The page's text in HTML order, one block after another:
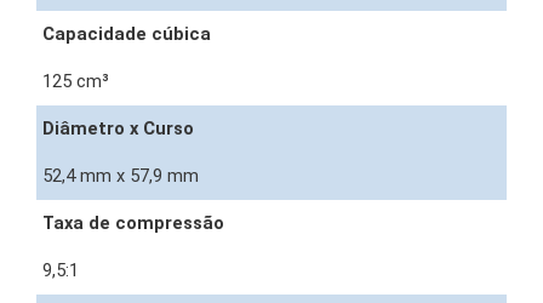
Capacidade cúbica
125 cm³
Diâmetro x Curso
52,4 mm x 57,9 mm
Taxa de compressão
9,5:1